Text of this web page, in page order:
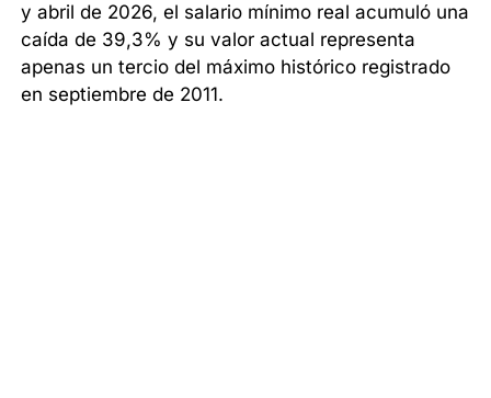
y abril de 2026, el salario mínimo real acumuló una
caída de 39,3% y su valor actual representa
apenas un tercio del máximo histórico registrado
en septiembre de 2011.